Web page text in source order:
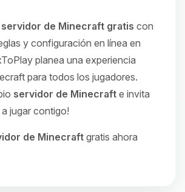
servidor de Minecraft gratis con
y configuración en línea en
planea una experiencia
para todos los jugadores.
servidor de Minecraft e invita
jugar contigo!
de Minecraft gratis ahora